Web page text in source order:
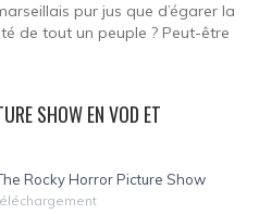
pur jus que d’égarer la
de tout un peuple ? Peut-être
SHOW EN VOD ET
Rocky Horror Picture Show